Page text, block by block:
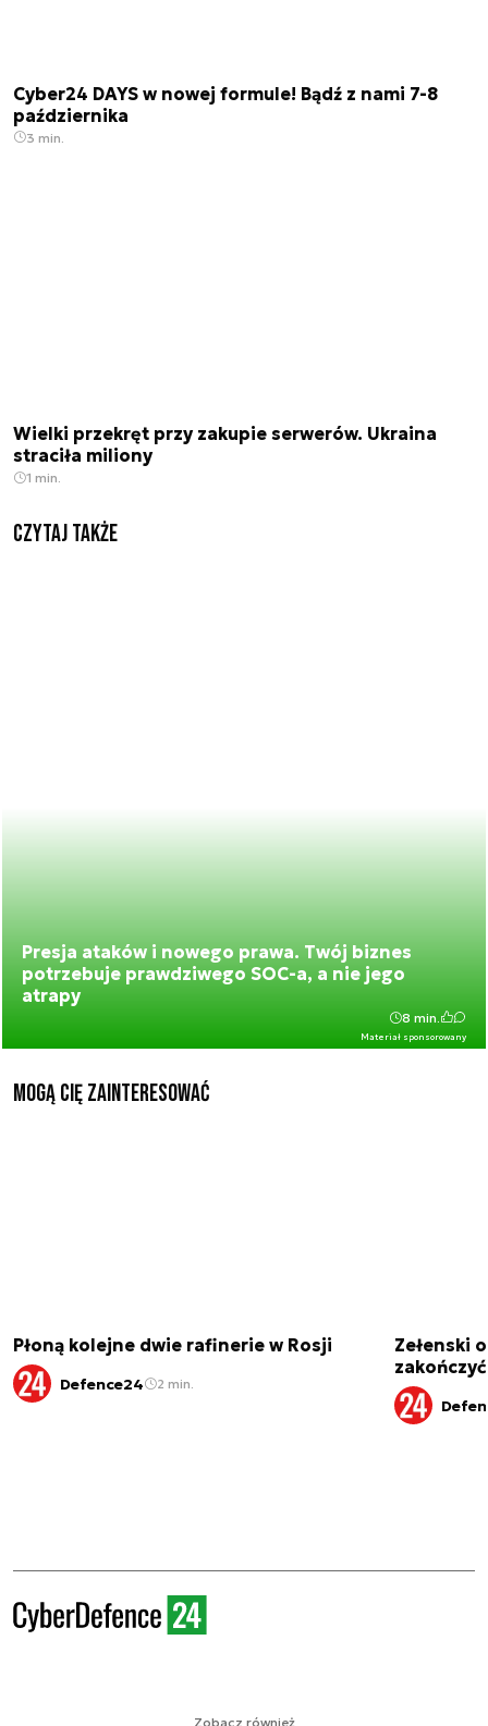
Cyber24 DAYS w nowej formule! Bądź z nami 7-8
października
3 min.
Wielki przekręt przy zakupie serwerów. Ukraina
straciła miliony
1 min.
Czytaj także
Presja ataków i nowego prawa. Twój biznes
potrzebuje prawdziwego SOC-a, a nie jego
atrapy
Materiał sponsorowany
8 min.
Mogą Cię zainteresować
Płoną kolejne dwie rafinerie w Rosji
Defence24 2 min.
Zełenski
Zobacz również